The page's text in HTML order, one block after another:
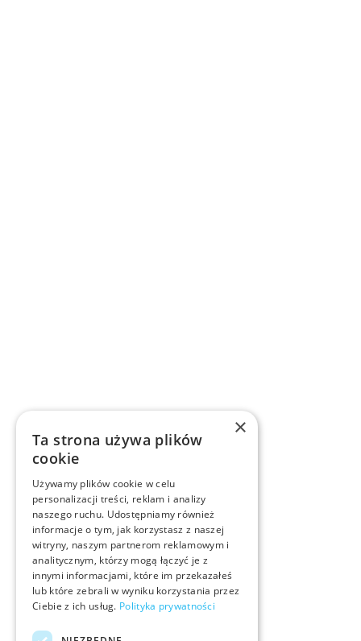
×
Ta strona używa plików
cookie
Używamy plików cookie w celu
personalizacji treści, reklam i analizy
naszego ruchu. Udostępniamy również
informacje o tym, jak korzystasz z naszej
witryny, naszym partnerom reklamowym i
analitycznym, którzy mogą łączyć je z
innymi informacjami, które im przekazałeś
lub które zebrali w wyniku korzystania przez
Ciebie z ich usług. Polityka prywatności